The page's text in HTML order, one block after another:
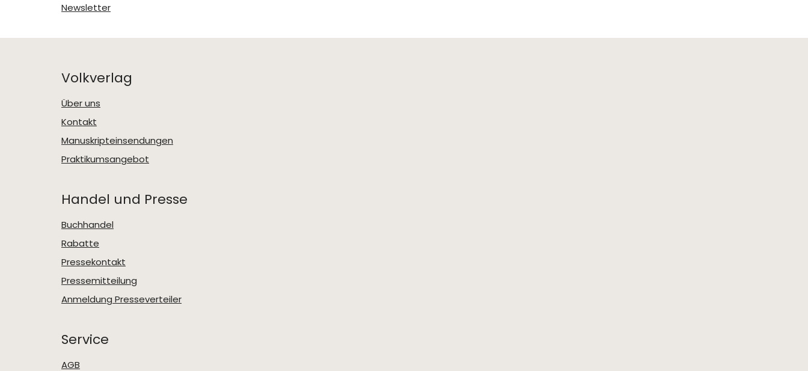
Newsletter
Volkverlag
Über uns
Kontakt
Manuskripteinsendungen
Praktikumsangebot
Handel und Presse
Buchhandel
Rabatte
Pressekontakt
Pressemitteilung
Anmeldung Presseverteiler
Service
AGB